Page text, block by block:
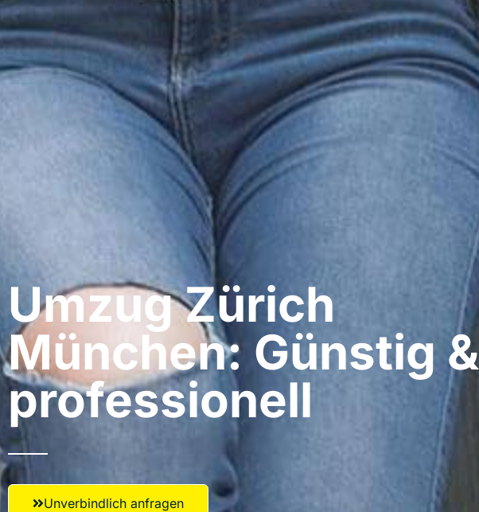
Umzug Zürich​
München: Günstig &
professionell​
Unverbindlich anfragen